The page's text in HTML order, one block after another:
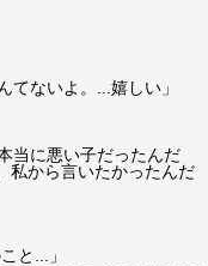
てないよ。...嬉しい」
当に悪い子だったんだ
私から言いたかったんだ
と...」